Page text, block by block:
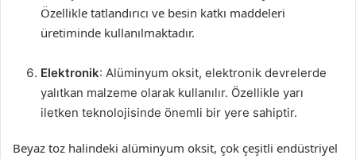
Özellikle tatlandırıcı ve besin katkı maddeleri
üretiminde kullanılmaktadır.
Elektronik: Alüminyum oksit, elektronik devrelerde
yalıtkan malzeme olarak kullanılır. Özellikle yarı
iletken teknolojisinde önemli bir yere sahiptir.
Beyaz toz halindeki alüminyum oksit, çok çeşitli endüstriyel